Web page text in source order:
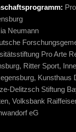
Neumann
Pro Arte
Ritter Sport,
Kunsthaus
Delitzsch Stiftung
Volksbank
eG